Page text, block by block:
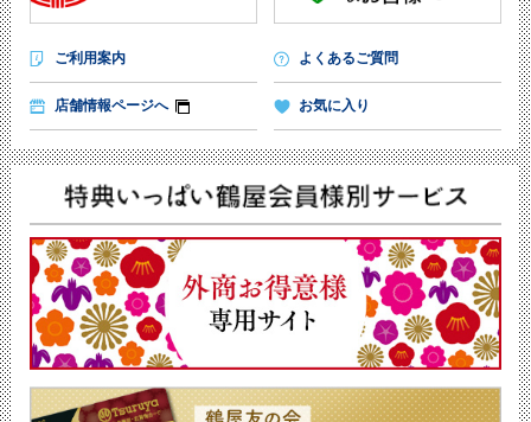
ご利用案内 よくあるご質問
店舗情報ページへ お気に入り